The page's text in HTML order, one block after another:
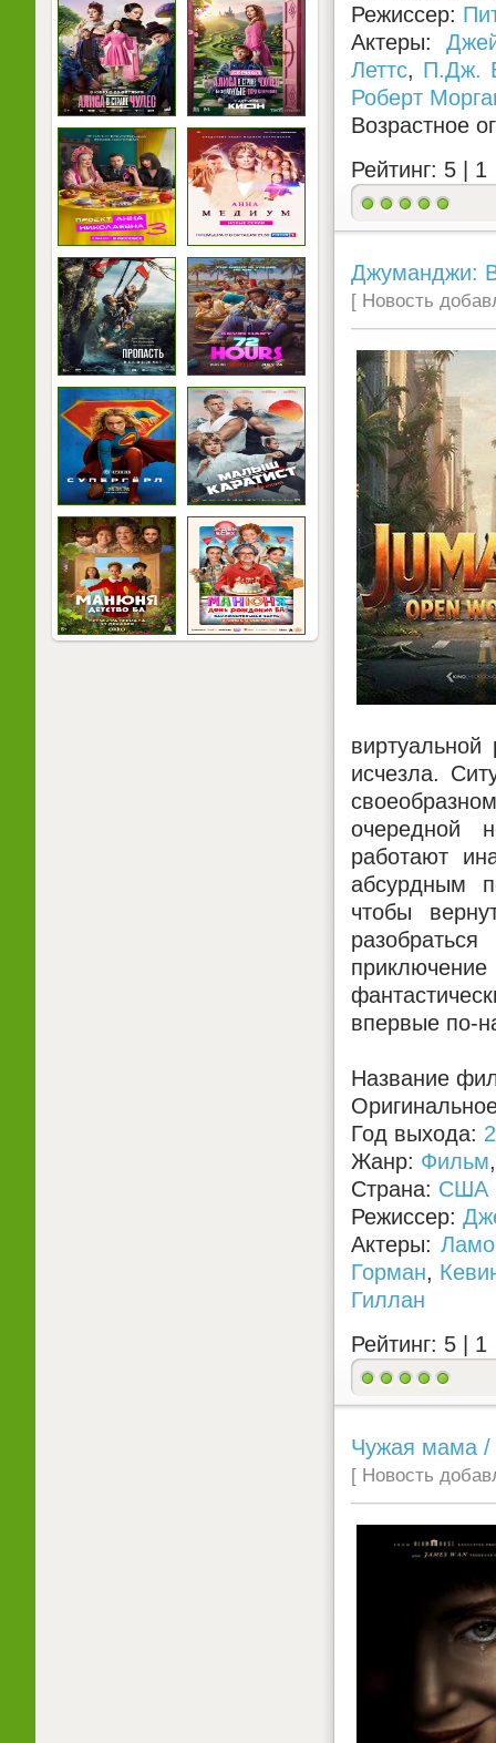
Режиссер:
Актеры:
Леттс, П.Дж.
Роберт
Возрастное
Рейтинг: 5 | 1
Джуманджи:
[ Новость
исчезла.
очередной
работают
абсурдным
чтобы
впервые по-
Название
Год выхода:
Жанр: Фильм
Страна: США
Режиссер:
Актеры:
Горман,
Гиллан
Рейтинг: 5 | 1
Чужая мама /
[ Новость